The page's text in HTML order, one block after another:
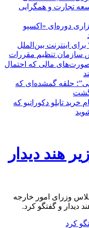
تجارت و همگرایی
دوره‌ای «اکسپو
اعمال ضریب ۲.۷ برای اینترنت بین‌الملل
سازمان تنظیم مقررات
مالی که احتمال
حلقه گمشده‌ای که
خرید تابلو دکوراتیو که
هند دیدار
وزرای امور خارجه
دیدار و گفتگو کرد.